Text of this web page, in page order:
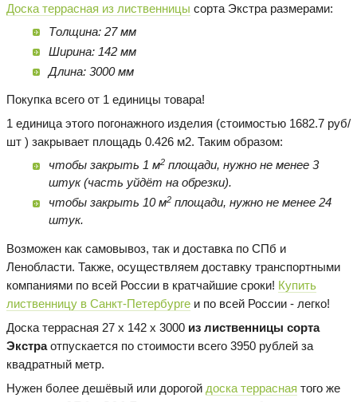
Доска террасная из лиственницы сорта Экстра размерами:
Толщина: 27 мм
Ширина: 142 мм
Длина: 3000 мм
Покупка всего от 1 единицы товара!
1 единица этого погонажного изделия (стоимостью 1682.7 руб/
шт ) закрывает площадь 0.426 м2. Таким образом:
чтобы закрыть 1 м2площади, нужно не менее 3
штук (часть уйдёт на обрезки).
чтобы закрыть 10 м2площади, нужно не менее 24
штук.
Возможен как самовывоз, так и доставка по СПб и
Ленобласти. Также, осуществляем доставку транспортными
компаниями по всей России в кратчайшие сроки! Купить
лиственницу в Санкт-Петербурге и по всей России - легко!
Доска террасная 27 х 142 х 3000 из лиственницы сорта
Экстраотпускается по стоимости всего 3950 рублей за
квадратный метр.
Нужен более дешёвый или дорогой доска террасная того же